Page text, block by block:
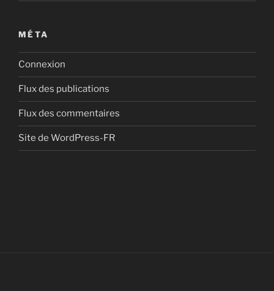
MÉTA
Connexion
Flux des publications
Flux des commentaires
Site de WordPress-FR